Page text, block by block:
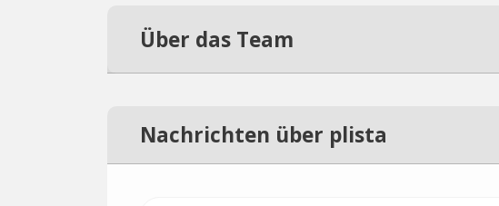
Über das Team
Nachrichten über plista